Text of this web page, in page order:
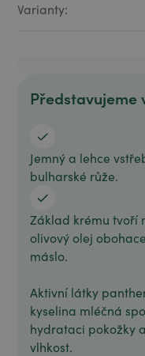
Představujeme
Jemný a lehce
bulharské růže.
Základ krému tvoří
olivový olej
máslo.
Aktivní látky
kyselina mléčná
hydrataci pokožky
vlhkost.
Varianty: